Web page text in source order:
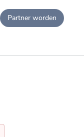
Partner worden